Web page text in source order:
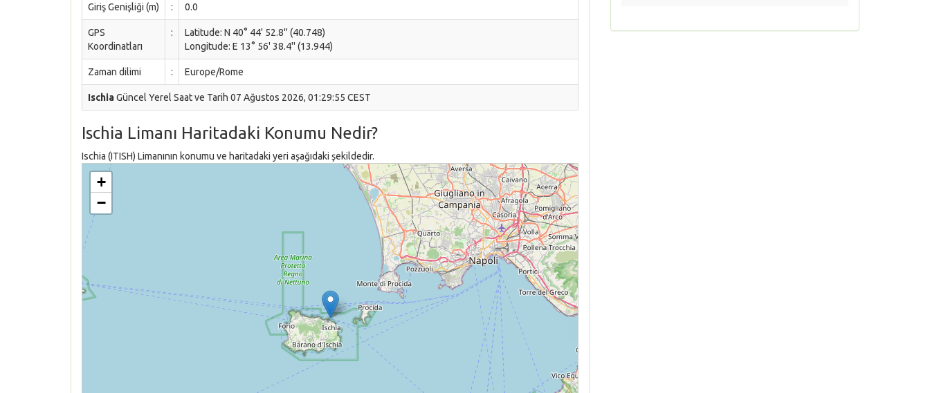
Giriş Genişliği (m) : 0.0
GPS
Koordinatları
:
Latitude: N 40° 44' 52.8'' (40.748)
Longitude: E 13° 56' 38.4'' (13.944)
Zaman dilimi : Europe/Rome
IschiaGüncel Yerel Saat ve Tarih 07 Ağustos 2026, 01:29:55 CEST
Ischia Limanı Haritadaki Konumu Nedir?
Ischia (ITISH) Limanının konumu ve haritadaki yeri aşağıdaki şekildedir.
+
−